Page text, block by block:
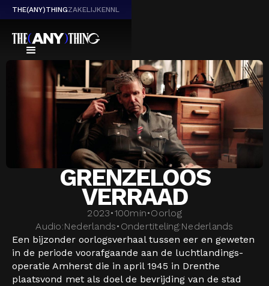
THE(ANY)THINGZAKELIJKENNL
GRENZELOOS
VERRAAD
2023•100min•Oorlog
Audio:Nederlands• Ondertiteling:Nederlands
Een bijzonder oorlogsverhaal tussen eer en geweten
in de periode voorafgaande aan de luchtlandings-
operatie Amherst die in april 1945 in Drenthe
plaatsvond met als doel de bevrijding van de stad